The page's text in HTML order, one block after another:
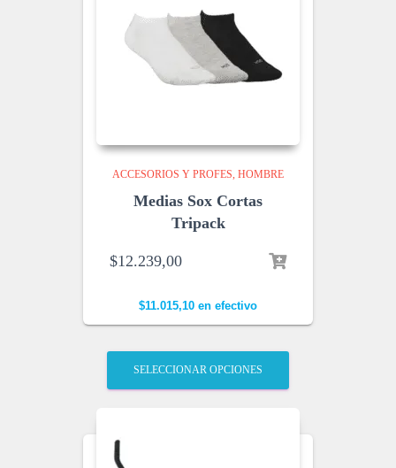
ACCESORIOS Y PROFES HOMBRE
Medias Sox Cortas
Tripack
$12.239,00
$11.015,10 en efectivo
SELECCIONAR OPCIONES